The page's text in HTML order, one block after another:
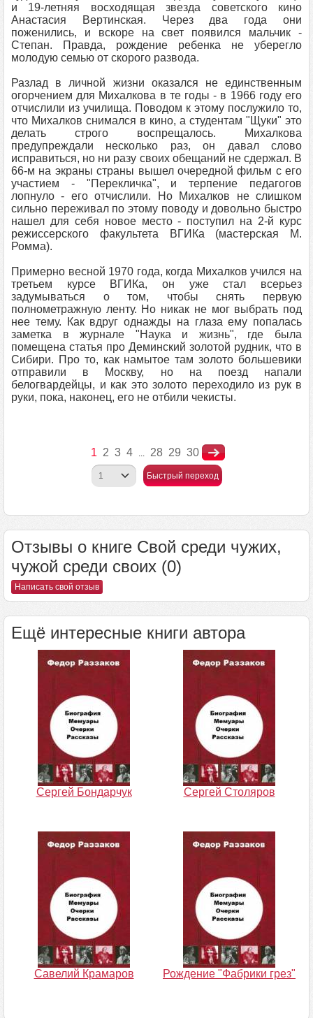
и 19-летняя восходящая звезда советского кино
Анастасия Вертинская. Через два года они
поженились, и вскоре на свет появился мальчик -
Степан. Правда, рождение ребенка не уберегло
молодую семью от скорого развода.
Разлад в личной жизни оказался не единственным
огорчением для Михалкова в те годы - в 1966 году его
отчислили из училища. Поводом к этому послужило то,
что Михалков снимался в кино, а студентам "Щуки" это
делать строго воспрещалось. Михалкова
предупреждали несколько раз, он давал слово
исправиться, но ни разу своих обещаний не сдержал. В
66-м на экраны страны вышел очередной фильм с его
участием - "Перекличка", и терпение педагогов
лопнуло - его отчислили. Но Михалков не слишком
сильно переживал по этому поводу и довольно быстро
нашел для себя новое место - поступил на 2-й курс
режиссерского факультета ВГИКа (мастерская М.
Ромма).
Примерно весной 1970 года, когда Михалков учился на
третьем курсе ВГИКа, он уже стал всерьез
задумываться о том, чтобы снять первую
полнометражную ленту. Но никак не мог выбрать под
нее тему. Как вдруг однажды на глаза ему попалась
заметка в журнале "Наука и жизнь", где была
помещена статья про Деминский золотой рудник, что в
Сибири. Про то, как намытое там золото большевики
отправили в Москву, но на поезд напали
белогвардейцы, и как это золото переходило из рук в
руки, пока, наконец, его не отбили чекисты.
1 2 3 4 ... 28 29 30
Быстрый переход
Отзывы о книге Свой среди чужих,
чужой среди своих (0)
Написать свой отзыв
Ещё интересные книги автора
Сергей Бондарчук Сергей Столяров
Савелий Крамаров Рождение "Фабрики грез"